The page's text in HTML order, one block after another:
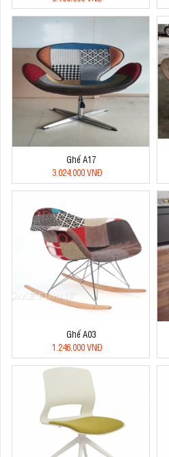
Ghế A17
3.024.000 VNĐ
Ghế A03
1.246.000 VNĐ